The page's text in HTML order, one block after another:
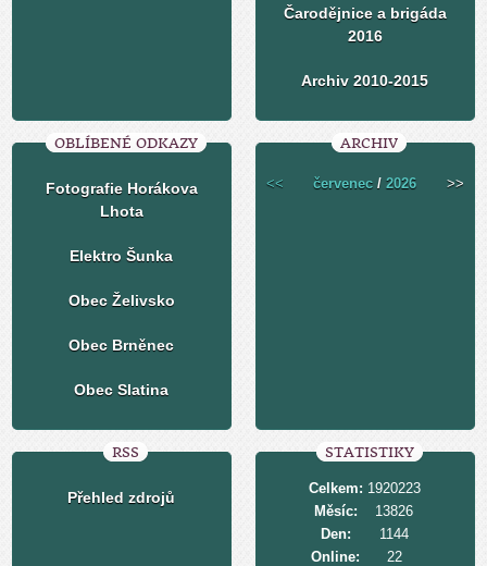
Čarodějnice a brigáda
2016
Archiv 2010-2015
OBLÍBENÉ ODKAZY
Fotografie Horákova
Lhota
Elektro Šunka
Obec Želivsko
Obec Brněnec
Obec Slatina
ARCHIV
<< červenec /2026 >>
RSS
Přehled zdrojů
STATISTIKY
Online: 22
Celkem: 1920223
Měsíc:
13826
Den:
1144